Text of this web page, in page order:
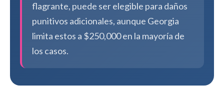
flagrante, puede ser elegible para daños
punitivos adicionales, aunque Georgia
limita estos a $250,000 en la mayoría de
los casos.